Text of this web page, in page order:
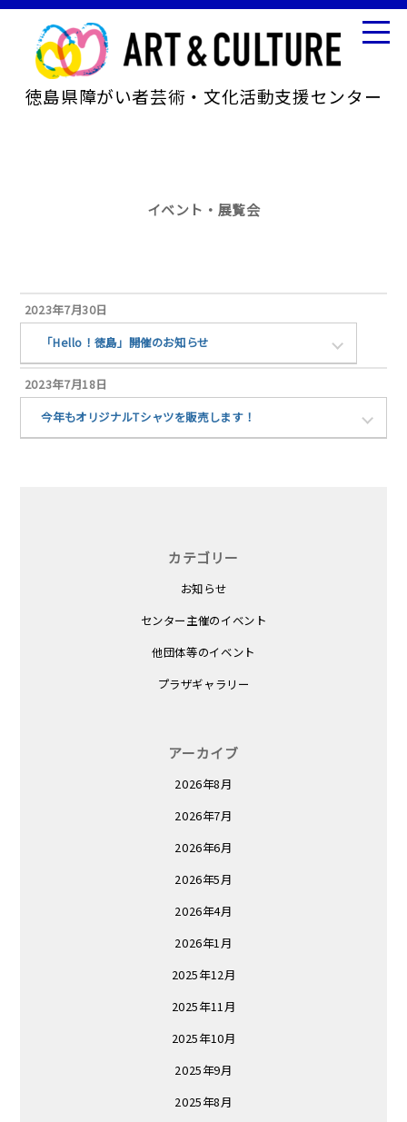
徳島県障がい者芸術・文化活動支援センター
イベント・展覧会
2023年7月30日
「Hello！徳島」開催のお知らせ
2023年7月18日
今年もオリジナルTシャツを販売します！
カテゴリー
お知らせ
センター主催のイベント
他団体等のイベント
プラザギャラリー
アーカイブ
2026年8月
2026年7月
2026年6月
2026年5月
2026年4月
2026年1月
2025年12月
2025年11月
2025年10月
2025年9月
2025年8月